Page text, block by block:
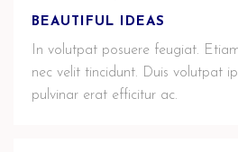
BEAUTIFUL IDEAS
In volutpat posuere feugiat.
nec velit tincidunt. Duis volutpat
pulvinar erat efficitur ac.